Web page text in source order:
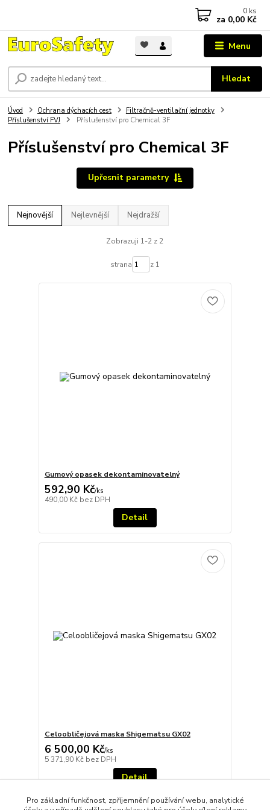
Menu
Hledat
0 ks
za 0,00 Kč
Úvod Ochrana dýchacích cest
Filtračně-ventilační jednotky
Příslušenství FVJ
Příslušenství pro Chemical 3F
Příslušenství pro Chemical 3F
Upřesnit parametry
Nejnovější Nejlevnější Nejdražší
Zobrazuji 1-2 z 2
strana z 1
Gumový opasek dekontaminovatelný
592,90 Kč/ks
490,00 Kč bez DPH
Detail
Celoobličejová maska Shigematsu GX02
6 500,00 Kč/ks
5 371,90 Kč bez DPH
Detail
Pro základní funkčnost, zpříjemnění používání webu, analytické